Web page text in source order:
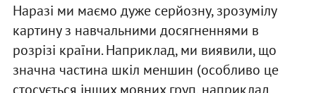
Наразі ми маємо дуже серйозну, зрозумілу
картину з навчальними досягненнями в
розрізі країни. Наприклад, ми виявили, що
значна частина шкіл меншин (особливо це
стосується інших мовних груп, наприклад